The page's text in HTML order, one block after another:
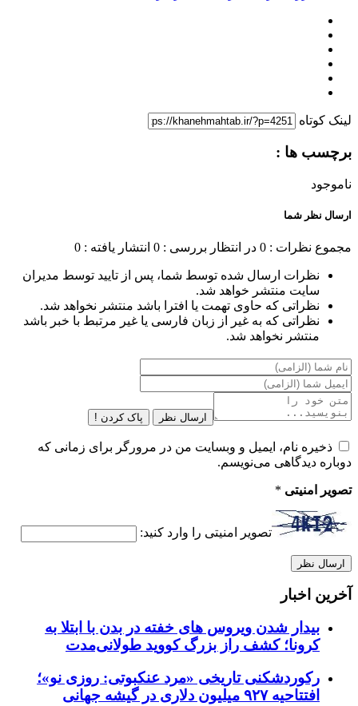
لینک کوتاه
برچسب ها :
ناموجود
ارسال نظر شما
مجموع نظرات : 0 در انتظار بررسی : 0 انتشار یافته : 0
نظرات ارسال شده توسط شما، پس از تایید توسط مدیران
سایت منتشر خواهد شد.
نظراتی که حاوی تهمت یا افترا باشد منتشر نخواهد شد.
نظراتی که به غیر از زبان فارسی یا غیر مرتبط با خبر باشد
منتشر نخواهد شد.
ارسال نظر پاک کردن !
ذخیره نام، ایمیل و وبسایت من در مرورگر برای زمانی که
دوباره دیدگاهی می‌نویسم.
تصویر امنیتی *
تصویر امنیتی را وارد کنید:
آخرین اخبار
بیدار شدن ویروس‌ های خفته در بدن با ابتلا به
کرونا؛ کشف راز بزرگ کووید طولانی‌مدت
رکوردشکنی تاریخی «مرد عنکبوتی: روزی نو»؛
افتتاحیه ۹۲۷ میلیون دلاری در گیشه جهانی